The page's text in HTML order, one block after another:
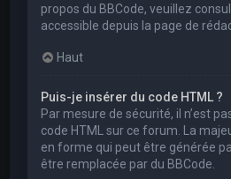
propos du BBCode, veuillez
accessible depuis la page de
Haut
Puis-je insérer du code HTML ?
Par mesure de sécurité, il n’est
code HTML sur ce forum. La
en forme qui peut être générée
être remplacée par du BBCode.